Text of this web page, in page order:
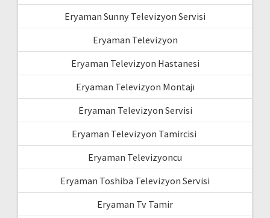
Eryaman Sunny Televizyon Servisi
Eryaman Televizyon
Eryaman Televizyon Hastanesi
Eryaman Televizyon Montajı
Eryaman Televizyon Servisi
Eryaman Televizyon Tamircisi
Eryaman Televizyoncu
Eryaman Toshiba Televizyon Servisi
Eryaman Tv Tamir